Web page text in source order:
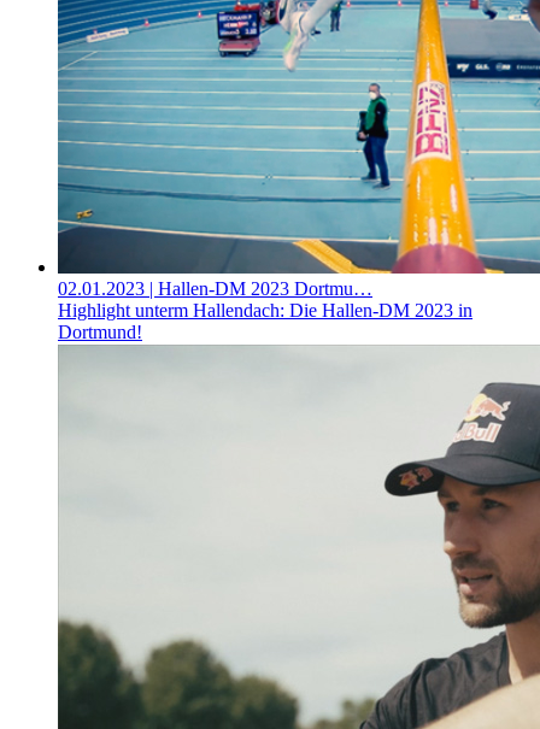
02.01.2023 | Hallen-DM 2023 Dortmu…
Highlight unterm Hallendach: Die Hallen-DM 2023 in
Dortmund!